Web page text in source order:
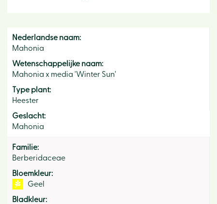
Nederlandse naam:
Mahonia
Wetenschappelijke naam:
Mahonia x media 'Winter Sun'
Type plant:
Heester
Geslacht:
Mahonia
Familie:
Berberidaceae
Bloemkleur:
Geel
Bladkleur: